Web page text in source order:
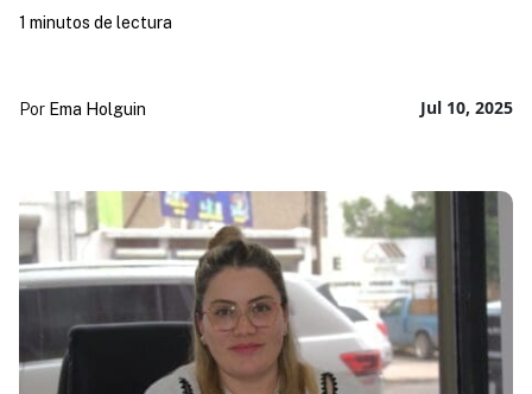
Jul 10, 2025
Por Ema Holguin
1 minutos de lectura